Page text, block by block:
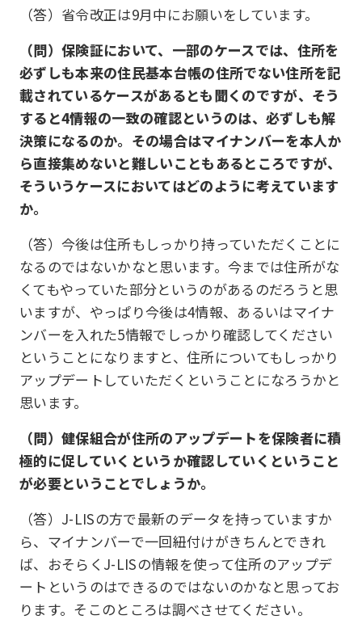
（答）省令改正は9月中にお願いをしています。
（問）保険証において、一部のケースでは、住所を
必ずしも本来の住民基本台帳の住所でない住所を記
載されているケースがあるとも聞くのですが、そう
すると4情報の一致の確認というのは、必ずしも解
決策になるのか。その場合はマイナンバーを本人か
ら直接集めないと難しいこともあるところですが、
そういうケースにおいてはどのように考えています
か。
（答）今後は住所もしっかり持っていただくことに
なるのではないかなと思います。今までは住所がな
くてもやっていた部分というのがあるのだろうと思
いますが、やっぱり今後は4情報、あるいはマイナ
ンバーを入れた5情報でしっかり確認してください
ということになりますと、住所についてもしっかり
アップデートしていただくということになろうかと
思います。
（問）健保組合が住所のアップデートを保険者に積
極的に促していくというか確認していくということ
が必要ということでしょうか。
（答）J-LISの方で最新のデータを持っていますか
ら、マイナンバーで一回紐付けがきちんとできれ
ば、おそらくJ-LISの情報を使って住所のアップデ
ートというのはできるのではないのかなと思ってお
ります。そこのところは調べさせてください。